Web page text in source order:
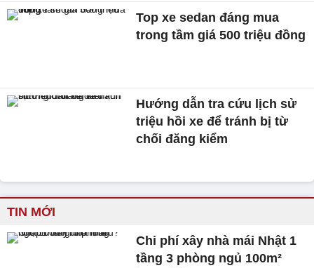
Top xe sedan đáng mua
trong tầm giá 500 triệu đồng
Hướng dẫn tra cứu lịch sử
triệu hồi xe để tránh bị từ
chối đăng kiểm
TIN MỚI
Chi phí xây nhà mái Nhật 1
tầng 3 phòng ngủ 100m²